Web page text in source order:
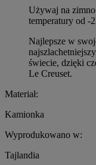
Używaj na zimno
temperatury od -
Najlepsze w
świecie, dzięki
Le Creuset.
Materiał:
Kamionka
Wyprodukowano w:
Tajlandia